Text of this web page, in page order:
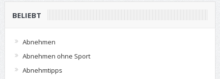
BELIEBT
Abnehmen
Abnehmen ohne Sport
Abnehmtipps